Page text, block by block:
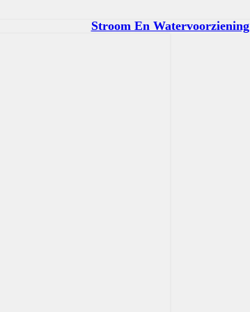
Stroom En Watervoorziening